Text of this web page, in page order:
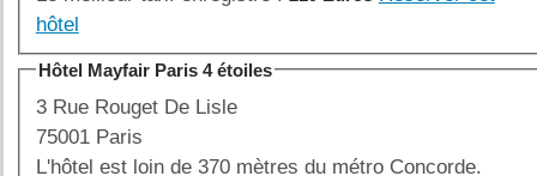
hôtel
Hôtel Mayfair Paris 4 étoiles
3 Rue Rouget De Lisle
75001 Paris
L'hôtel est loin de 370 mètres du métro Concorde.